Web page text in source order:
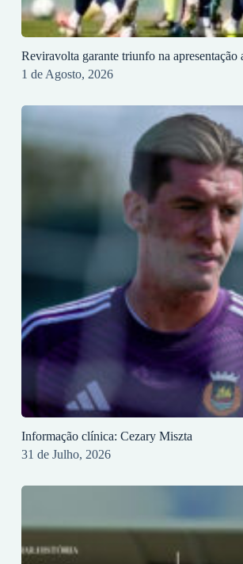
Reviravolta garante triunfo na apresentação
1 de Agosto, 2026
Informação clínica: Cezary Miszta
31 de Julho, 2026